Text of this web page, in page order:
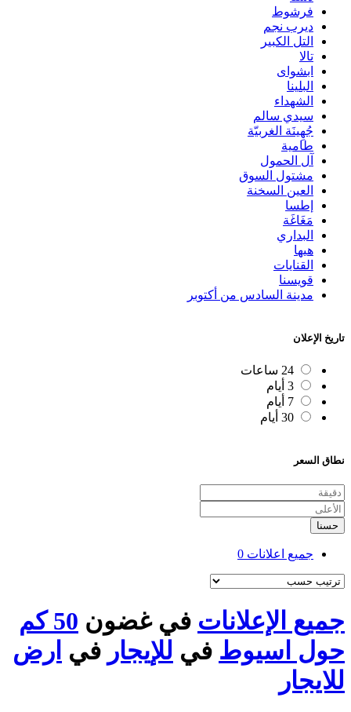
فرشوط
ديرب نجم
التل الكبير
تالا
ابشواى
البلينا
الشهداء
سيدي سالم
جُهِينَة الغربيّة
طامية
آل الحمول
مشتول السوق
العين السخنة
إطسا
مَغَاغَة
البداري
هيها
القنايات
قويسنا
مدينة السادس من أكتوبر
تاريخ الإعلان
24 ساعات
3 أيام
7 أيام
30 أيام
نطاق السعر
حسنا
جميع اعلانات 0
جميع الإعلانات في غضون
50 كم
حول اسيوط في للإيجار في ارض
للايجار